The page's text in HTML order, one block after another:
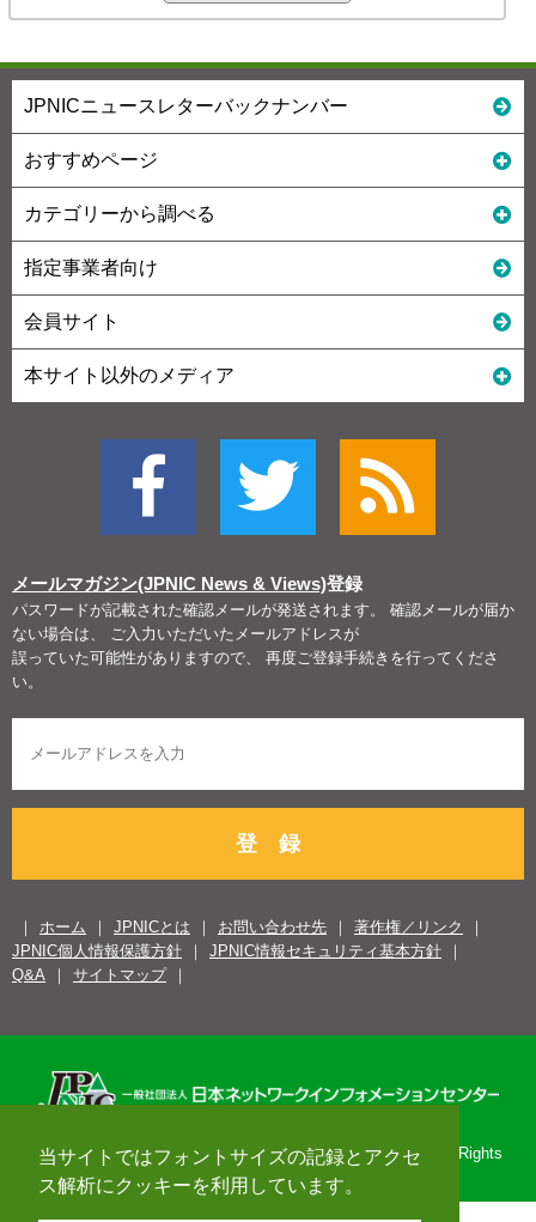
当サイトではフォントサイズの記録とアクセ
ス解析にクッキーを利用しています。
JPNICニュースレターバックナンバー
おすすめページ
カテゴリーから調べる
指定事業者向け
会員サイト
本サイト以外のメディア
メールマガジン(JPNIC News & Views)登録
パスワードが記載された確認メールが発送されます。 確認メールが届か
ない場合は、 ご入力いただいたメールアドレスが
誤っていた可能性がありますので、 再度ご登録手続きを行ってくださ
い。
登 録
ホーム JPNICとは お問い合わせ先
著作権／リンク
JPNIC個人情報保護方針
JPNIC情報セキュリティ基本方針
Q&A
サイトマップ
Copyright© 1996-2026 Japan Network Information Center. All Rights
Reserved.